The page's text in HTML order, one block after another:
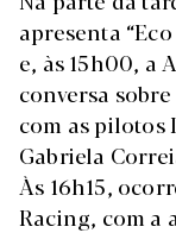
apresenta
e, às 15h00, a
conversa
com as pilotos
Gabriela
Às 16h15,
Racing, com a